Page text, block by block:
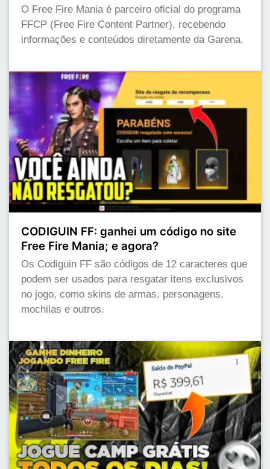
O Free Fire Mania é parceiro oficial do programa
FFCP (Free Fire Content Partner), recebendo
informações e conteúdos diretamente da Garena.
CODIGUIN FF: ganhei um código no site
Free Fire Mania; e agora?
Os Codiguin FF são códigos de 12 caracteres que
podem ser usados para resgatar itens exclusivos
no jogo, como skins de armas, personagens,
mochilas e outros.